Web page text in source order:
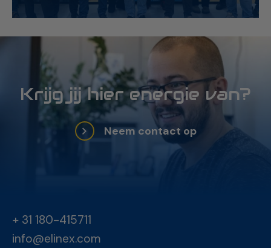
Krijg jij hier energie van?
Neem contact op
+ 31 180-415711
info@elinex.com